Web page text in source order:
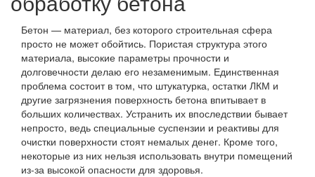
Бетон — материал, без которого строительная сфера
просто не может обойтись. Пористая структура этого
материала, высокие параметры прочности и
долговечности делаю его незаменимым. Единственная
проблема состоит в том, что штукатурка, остатки ЛКМ и
другие загрязнения поверхность бетона впитывает в
больших количествах. Устранить их впоследствии бывает
непросто, ведь специальные суспензии и реактивы для
очистки поверхности стоят немалых денег. Кроме того,
некоторые из них нельзя использовать внутри помещений
из-за высокой опасности для здоровья.